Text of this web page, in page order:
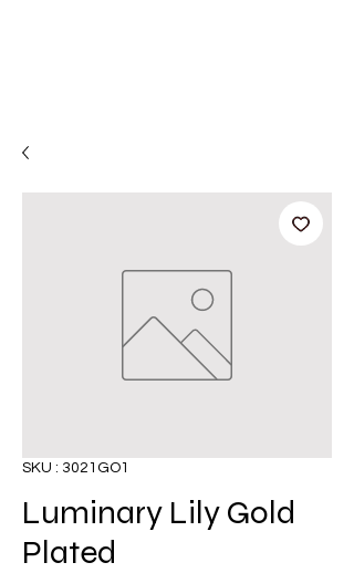
SKU : 3021GO1
Luminary Lily Gold
Plated